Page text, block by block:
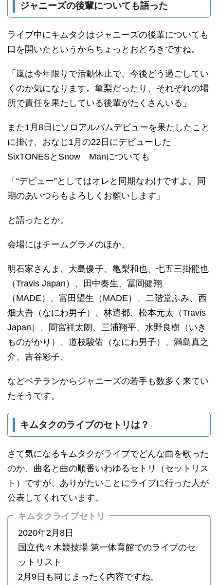
ジャニーズの後輩についても語った
ライブ中にキムタクはジャニーズの後輩についても
口を開いたというからちょっとおどろきですね。
「嵐は今年限りで活動休止で、今後どう過ごしてい
くのか気になります。亀梨だったり、それぞれの場
所で責任を果たしている後輩がたくさんいる」
また1月8日にソロアルバムデビューを果たしたこと
に掛け、おなじ1月の22日にデビューした
SixTONESとSnow Manについても
「“デビュー”としてはオレと同期なわけですよ。同
期のあいつらもよろしくお願いします」
と語ったとか。
会場にはチームグラメのほか、
明石家さんま、大島優子、亀梨和也、七五三掛龍也
（Travis Japan）、田中奏生、冨岡健翔
（MADE）、富田望生（MADE）、二階堂ふみ、西
畑大吾（なにわ男子）、林遣都、松本元太（Travis
Japan）、間宮祥太朗、三浦翔平、水野良樹（いき
ものがかり）、道枝駿佑（なにわ男子）、満島真之
介、吉谷彩子、
などベテランからジャニーズの若手も数多く来てい
たそうです。
キムタクのライブのセトリは？
さて気になるキムタクがライブでどんな曲を歌った
のか、曲名と曲の順番いわゆるセトリ（セットリス
ト）ですが、ありがたいことにライブに行った人が
公表してくれています。
キムタクライブセトリ
2020年2月8日
国立代々木競技場 第一体育館でのライブのセ
ットリスト
2月9日も同じまったく内容ですね。